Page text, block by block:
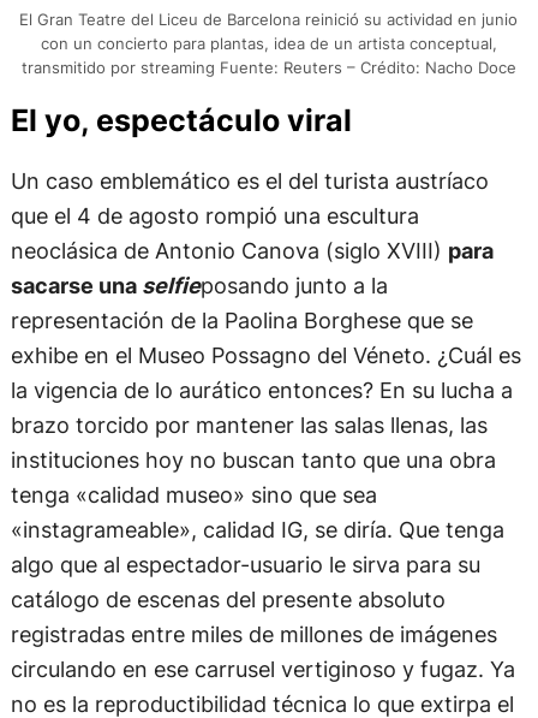
El Gran Teatre del Liceu de Barcelona reinició su actividad en junio
con un concierto para plantas, idea de un artista conceptual,
transmitido por streaming Fuente: Reuters – Crédito: Nacho Doce
El yo, espectáculo viral
Un caso emblemático es el del turista austríaco
que el 4 de agosto rompió una escultura
neoclásica de Antonio Canova (siglo XVIII) para
sacarse una selfieposando junto a la
representación de la Paolina Borghese que se
exhibe en el Museo Possagno del Véneto. ¿Cuál es
la vigencia de lo aurático entonces? En su lucha a
brazo torcido por mantener las salas llenas, las
instituciones hoy no buscan tanto que una obra
tenga «calidad museo» sino que sea
«instagrameable», calidad IG, se diría. Que tenga
algo que al espectador-usuario le sirva para su
catálogo de escenas del presente absoluto
registradas entre miles de millones de imágenes
circulando en ese carrusel vertiginoso y fugaz. Ya
no es la reproductibilidad técnica lo que extirpa el